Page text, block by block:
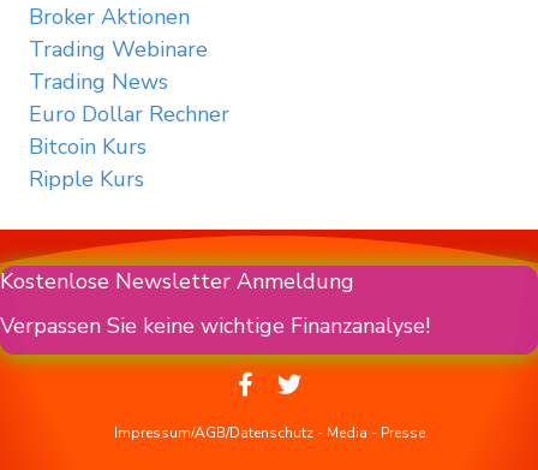
Broker Aktionen
Trading Webinare
Trading News
Euro Dollar Rechner
Bitcoin Kurs
Ripple Kurs
Kostenlose Newsletter Anmeldung
Verpassen Sie keine wichtige Finanzanalyse!
Impressum/AGB/Datenschutz- Media - Presse